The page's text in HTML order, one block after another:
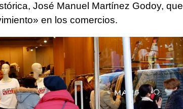
José Manuel Martínez Godoy, que
en los comercios.